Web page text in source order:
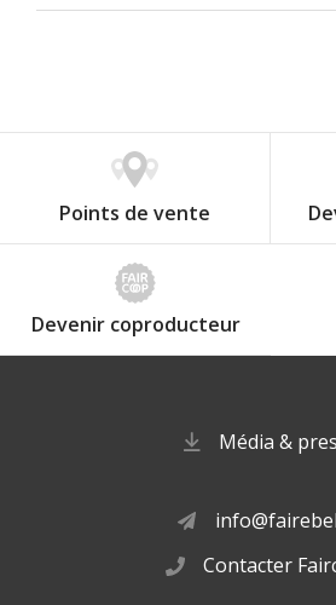
Points de vente
Devenir coproducteur
Média &
Contacter